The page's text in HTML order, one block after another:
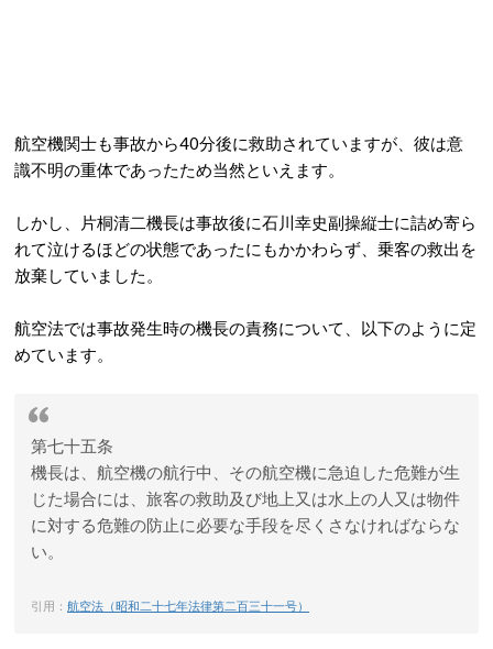
航空機関士も事故から40分後に救助されていますが、彼は意
識不明の重体であったため当然といえます。
しかし、片桐清二機長は事故後に石川幸史副操縦士に詰め寄ら
れて泣けるほどの状態であったにもかかわらず、乗客の救出を
放棄していました。
航空法では事故発生時の機長の責務について、以下のように定
めています。
第七十五条
機長は、航空機の航行中、その航空機に急迫した危難が生
じた場合には、旅客の救助及び地上又は水上の人又は物件
に対する危難の防止に必要な手段を尽くさなければならな
い。
引用： 航空法（昭和二十七年法律第二百三十一号）